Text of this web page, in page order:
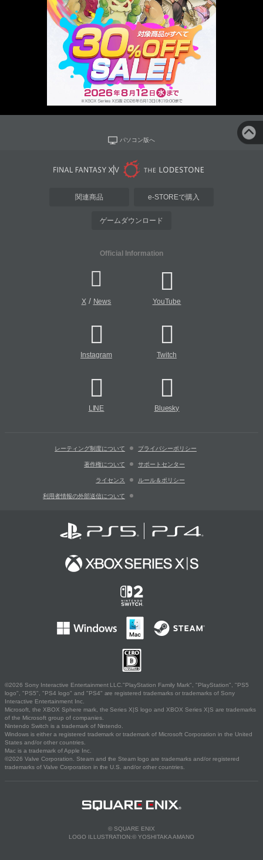
パソコン版へ
関連商品 e-STOREで購入
ゲームダウンロード
Official Information
X/ News YouTube
Instagram Twitch
LINE Bluesky
レーティング制度について プライバシーポリシー
著作権について サポートセンター
ライセンス ルール＆ポリシー
利用者情報の外部送信について
©2026 Sony Interactive Entertainment LLC."PlayStation Family Mark", "PlayStation", "PS5
logo", "PS5", "PS4 logo" and "PS4" are registered trademarks or trademarks of Sony
Interactive Entertainment Inc.
Microsoft, the XBOX Sphere mark, the Series X|S logo and XBOX Series X|S are trademarks
of the Microsoft group of companies.
Nintendo Switch is a trademark of Nintendo.
Windows is either a registered trademark or trademark of Microsoft Corporation in the United
States and/or other countries.
Mac is a trademark of Apple Inc.
©2026 Valve Corporation. Steam and the Steam logo are trademarks and/or registered
trademarks of Valve Corporation in the U.S. and/or other countries.
© SQUARE ENIX
LOGO ILLUSTRATION:© YOSHITAKA AMANO